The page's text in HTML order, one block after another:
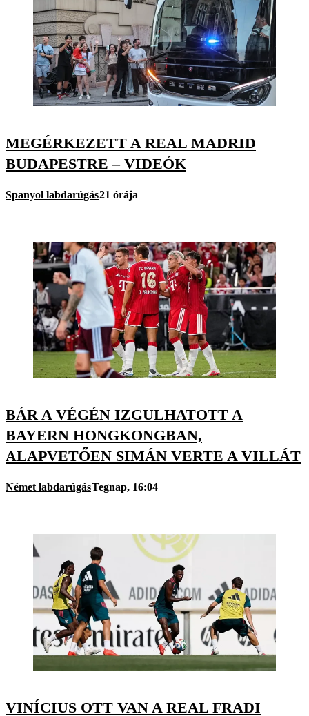
MEGÉRKEZETT A REAL MADRID
BUDAPESTRE – VIDEÓK
Spanyol labdarúgás21 órája
BÁR A VÉGÉN IZGULHATOTT A
BAYERN HONGKONGBAN,
ALAPVETŐEN SIMÁN VERTE A VILLÁT
Német labdarúgásTegnap, 16:04
VINÍCIUS OTT VAN A REAL FRADI